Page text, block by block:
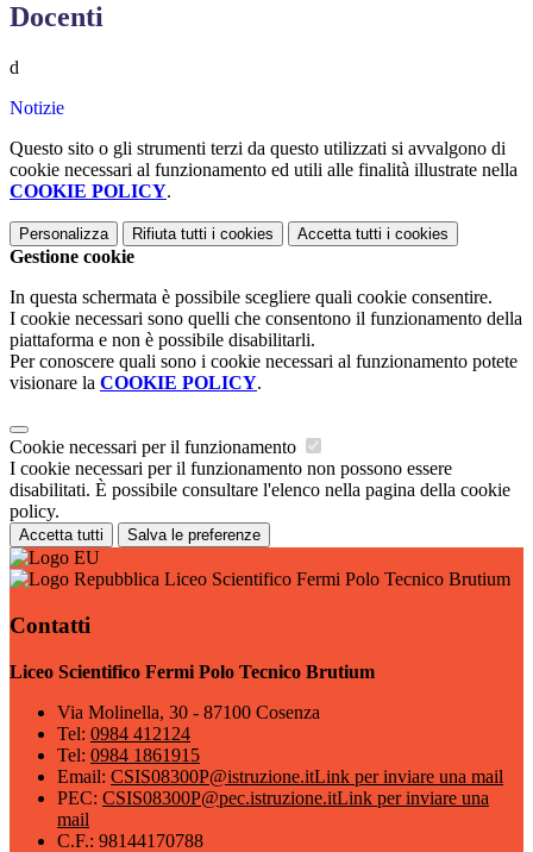
Docenti
d
Notizie
Questo sito o gli strumenti terzi da questo utilizzati si avvalgono di
cookie necessari al funzionamento ed utili alle finalità illustrate nella
COOKIE POLICY.
Personalizza Rifiuta tutti i cookies Accetta tutti i cookies
Gestione cookie
In questa schermata è possibile scegliere quali cookie consentire.
I cookie necessari sono quelli che consentono il funzionamento della
piattaforma e non è possibile disabilitarli.
Per conoscere quali sono i cookie necessari al funzionamento potete
visionare la COOKIE POLICY.
Cookie necessari per il funzionamento
I cookie necessari per il funzionamento non possono essere
disabilitati. È possibile consultare l'elenco nella pagina della cookie
policy.
Accetta tutti Salva le preferenze
Liceo Scientifico Fermi Polo Tecnico Brutium
Contatti
Liceo Scientifico Fermi Polo Tecnico Brutium
Via Molinella, 30 - 87100 Cosenza
Tel: 0984 412124
Tel: 0984 1861915
Email: CSIS08300P@istruzione.itLink per inviare una mail
PEC: CSIS08300P@pec.istruzione.itLink per inviare una
mail
C.F.: 98144170788